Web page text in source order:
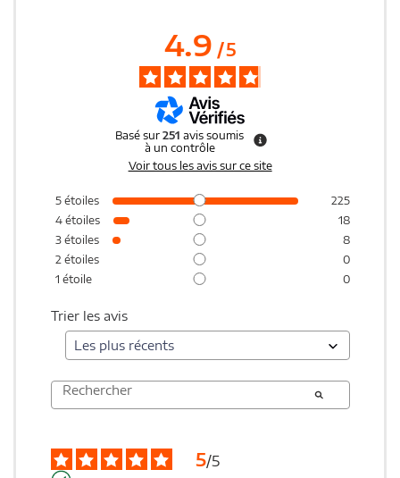
4.9/5
Basé sur251 avis soumis
à un contrôle
Voir tous les avis sur ce site
5 étoiles
225
4 étoiles
18
3 étoiles
8
2 étoiles
0
1 étoile 0
Trier les avis
5/5